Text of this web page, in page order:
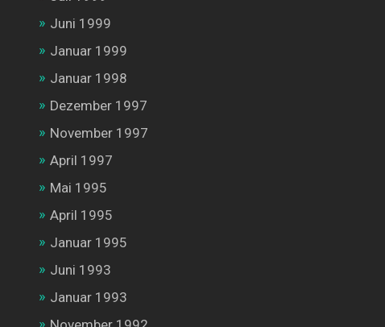
Juni 1999
Januar 1999
Januar 1998
Dezember 1997
November 1997
April 1997
Mai 1995
April 1995
Januar 1995
Juni 1993
Januar 1993